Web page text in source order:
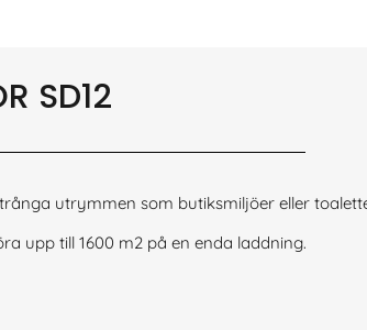
SD12
utrymmen som butiksmiljöer eller
upp till 1600 m2 på en enda laddning.